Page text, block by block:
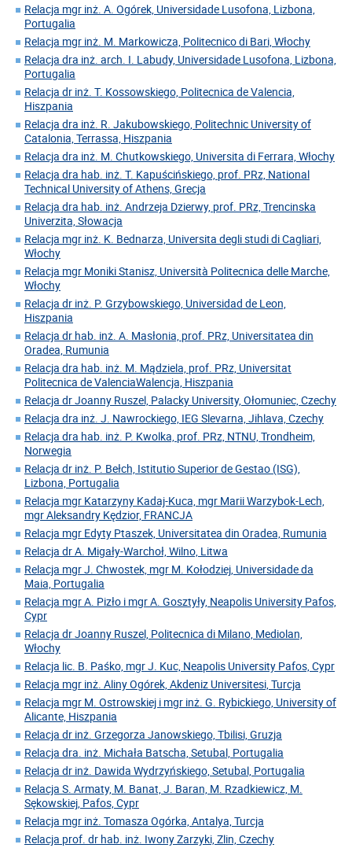
Relacja mgr inż. A. Ogórek, Universidade Lusofona, Lizbona,
Portugalia
Relacja mgr inż. M. Markowicza, Politecnico di Bari, Włochy
Relacja dra inż. arch. I. Labudy, Universidade Lusofona, Lizbona,
Portugalia
Relacja dr inż. T. Kossowskiego, Politecnica de Valencia,
Hiszpania
Relacja dra inż. R. Jakubowskiego, Politechnic University of
Catalonia, Terrassa, Hiszpania
Relacja dra inż. M. Chutkowskiego, Universita di Ferrara, Włochy
Relacja dra hab. inż. T. Kapuścińskiego, prof. PRz, National
Technical University of Athens, Grecja
Relacja dra hab. inż. Andrzeja Dzierwy, prof. PRz, Trencinska
Univerzita, Słowacja
Relacja mgr inż. K. Bednarza, Universita degli studi di Cagliari,
Włochy
Relacja mgr Moniki Stanisz, Università Politecnica delle Marche,
Włochy
Relacja dr inż. P. Grzybowskiego, Universidad de Leon,
Hiszpania
Relacja dr hab. inż. A. Masłonia, prof. PRz, Universitatea din
Oradea, Rumunia
Relacja dra hab. inż. M. Mądziela, prof. PRz, Universitat
Politecnica de ValenciaWalencja, Hiszpania
Relacja dr Joanny Ruszel, Palacky University, Ołomuniec, Czechy
Relacja dra inż. J. Nawrockiego, IEG Slevarna, Jihlava, Czechy
Relacja dra hab. inż. P. Kwolka, prof. PRz, NTNU, Trondheim,
Norwegia
Relacja dr inż. P. Bełch, Istitutio Superior de Gestao (ISG),
Lizbona, Portugalia
Relacja mgr Katarzyny Kadaj-Kuca, mgr Marii Warzybok-Lech,
mgr Aleksandry Kędzior, FRANCJA
Relacja mgr Edyty Ptaszek, Universitatea din Oradea, Rumunia
Relacja dr A. Migały-Warchoł, Wilno, Litwa
Relacja mgr J. Chwostek, mgr M. Kołodziej, Universidade da
Maia, Portugalia
Relacja mgr A. Pizło i mgr A. Gosztyły, Neapolis University Pafos,
Cypr
Relacja dr Joanny Ruszel, Politecnica di Milano, Mediolan,
Włochy
Relacja lic. B. Paśko, mgr J. Kuc, Neapolis University Pafos, Cypr
Relacja mgr inż. Aliny Ogórek, Akdeniz Universitesi, Turcja
Relacja mgr M. Ostrowskiej i mgr inż. G. Rybickiego, University of
Alicante, Hiszpania
Relacja dr inż. Grzegorza Janowskiego, Tbilisi, Gruzja
Relacja dra. inż. Michała Batscha, Setubal, Portugalia
Relacja dr inż. Dawida Wydrzyńskiego, Setubal, Portugalia
Relacja S. Armaty, M. Banat, J. Baran, M. Rzadkiewicz, M.
Sękowskiej, Pafos, Cypr
Relacja mgr inż. Tomasza Ogórka, Antalya, Turcja
Relacja prof. dr hab. inż. Iwony Zarzyki, Zlin, Czechy